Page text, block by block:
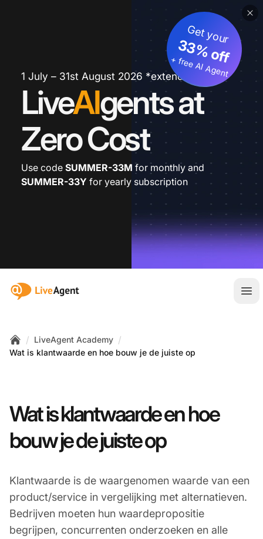
1 July – 31st August 2026 *extended
LiveAIgents at
Zero Cost
Get your
33% off
+ free AI Agent
Use code SUMMER-33M for monthly and
SUMMER-33Y for yearly subscription
:site.title
Home
/ LiveAgent Academy /
Wat is klantwaarde en hoe bouw je de juiste op
Wat is klantwaarde en hoe
bouw je de juiste op
Klantwaarde is de waargenomen waarde van een
product/service in vergelijking met alternatieven.
Bedrijven moeten hun waardepropositie
begrijpen, concurrenten onderzoeken en alle